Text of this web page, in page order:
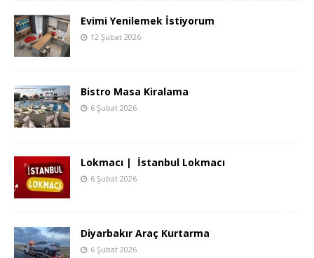
Evimi Yenilemek İstiyorum
12 Şubat 2026
Bistro Masa Kiralama
6 Şubat 2026
Lokmacı | İstanbul Lokmacı
6 Şubat 2026
Diyarbakır Araç Kurtarma
6 Şubat 2026